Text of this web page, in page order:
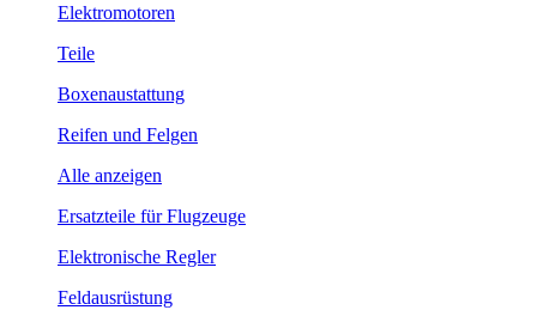
Elektromotoren
Teile
Boxenaustattung
Reifen und Felgen
Alle anzeigen
Ersatzteile für Flugzeuge
Elektronische Regler
Feldausrüstung